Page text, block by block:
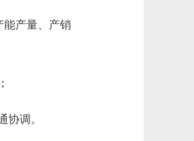
产量、产销
协调。